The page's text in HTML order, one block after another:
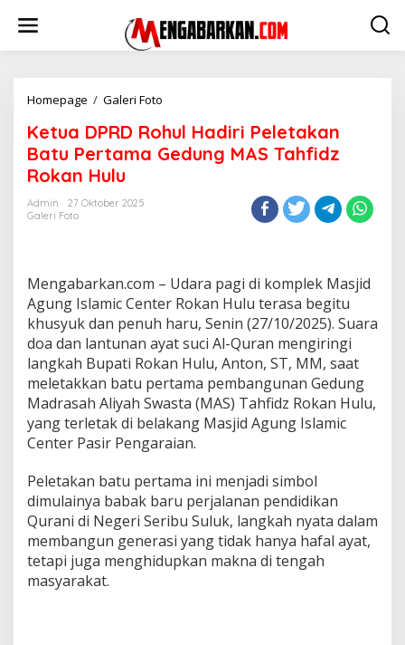
Homepage / Galeri Foto
Rohul
Hadiri
Peletakan
Hulu
Ketua DPRD Rohul Hadiri Peletakan
Batu Pertama Gedung MAS Tahfidz
Rokan Hulu
Admin
27 Oktober 2025
Galeri Foto
Mengabarkan.com – Udara pagi di komplek Masjid
Agung Islamic Center Rokan Hulu terasa begitu
khusyuk dan penuh haru, Senin (27/10/2025). Suara
doa dan lantunan ayat suci Al-Quran mengiringi
langkah Bupati Rokan Hulu, Anton, ST, MM, saat
meletakkan batu pertama pembangunan Gedung
Madrasah Aliyah Swasta (MAS) Tahfidz Rokan Hulu,
yang terletak di belakang Masjid Agung Islamic
Center Pasir Pengaraian.
Peletakan batu pertama ini menjadi simbol
dimulainya babak baru perjalanan pendidikan
Qurani di Negeri Seribu Suluk, langkah nyata dalam
membangun generasi yang tidak hanya hafal ayat,
tetapi juga menghidupkan makna di tengah
masyarakat.